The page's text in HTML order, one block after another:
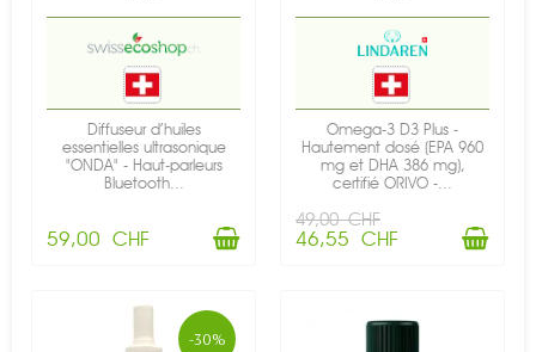
Diffuseur d’huiles
essentielles ultrasonique
"ONDA" - Haut-parleurs
Bluetooth...
59,00 CHF
Omega-3 D3 Plus -
Hautement dosé (EPA 960
mg et DHA 386 mg),
certifié ORIVO -...
49,00 CHF
46,55 CHF
-30%